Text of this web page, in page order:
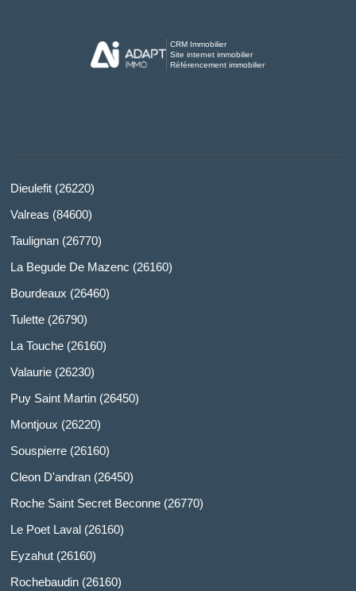
CRM Immobilier
Site internet immobilier
Référencement immobilier
Dieulefit (26220)
Valreas (84600)
Taulignan (26770)
La Begude De Mazenc (26160)
Bourdeaux (26460)
Tulette (26790)
La Touche (26160)
Valaurie (26230)
Puy Saint Martin (26450)
Montjoux (26220)
Souspierre (26160)
Cleon D'andran (26450)
Roche Saint Secret Beconne (26770)
Le Poet Laval (26160)
Eyzahut (26160)
Rochebaudin (26160)